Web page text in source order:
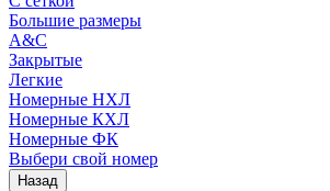
Большие размеры
A&C
Закрытые
Легкие
Номерные НХЛ
Номерные КХЛ
Номерные ФК
Выбери свой номер
Назад